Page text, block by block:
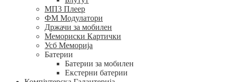
МП3 Плеер
ФМ Модулатори
Држачи за мобилен
Мемориски Картички
Усб Меморија
Батерии
Батерии за мобилен
Екстерни батерии